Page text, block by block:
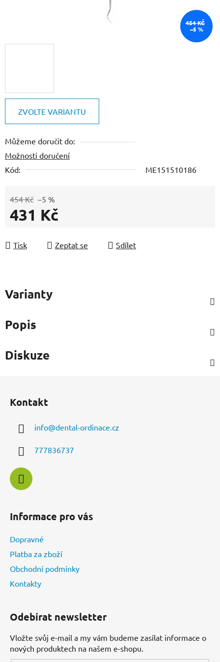
ZVOLTE VARIANTU
Můžeme doručit do:
Možnosti doručení
Kód:
ME151510186
454 Kč –5 %
431 Kč
Tisk
Zeptat se Sdílet
454 KČ
–5 %
Varianty
Popis
Diskuze
Kontakt
info@dental-ordinace.cz
777836737
Informace pro vás
Dopravné
Platba za zboží
Obchodní podmínky
Kontakty
Odebírat newsletter
Vložte svůj e-mail a my vám budeme zasílat informace o
nových produktech na našem e-shopu.